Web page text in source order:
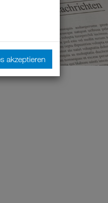
akzeptieren